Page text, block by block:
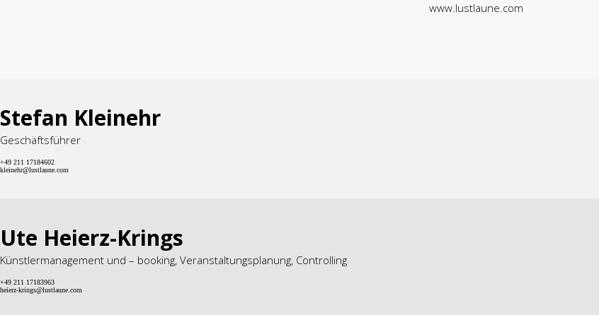
www.lustlaune.com
Stefan Kleinehr
Geschäftsführer
+49 211 17184602
kleinehr@lustlaune.com
Ute Heierz-Krings
Künstlermanagement und – booking, Veranstaltungsplanung, Controlling
+49 211 17183963
heierz-krings@lustlaune.com